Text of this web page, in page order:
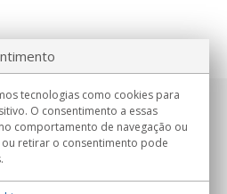
tecnologias como cookies para
O consentimento a essas
comportamento de navegação ou
retirar o consentimento pode